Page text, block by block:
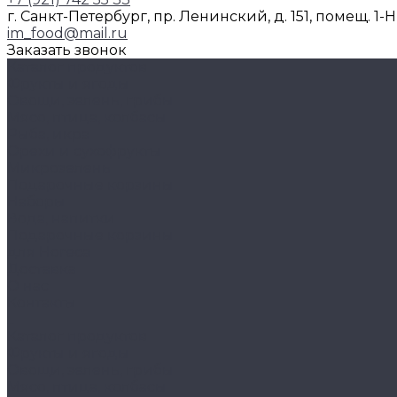
г. Санкт-Петербург, пр. Ленинский, д. 151, помещ. 1-
im_food@mail.ru
Заказать звонок